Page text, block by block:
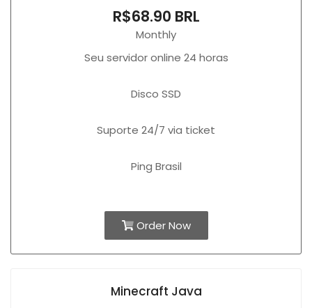
R$68.90 BRL
Monthly
Seu servidor online 24 horas
Disco SSD
Suporte 24/7 via ticket
Ping Brasil
Order Now
Minecraft Java